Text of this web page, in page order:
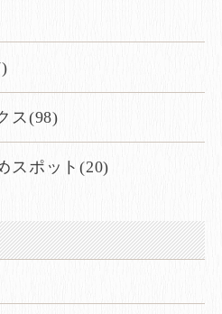
ス(98)
スポット(20)